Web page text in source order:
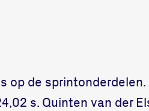
op de sprintonderdelen.
s. Quinten van der